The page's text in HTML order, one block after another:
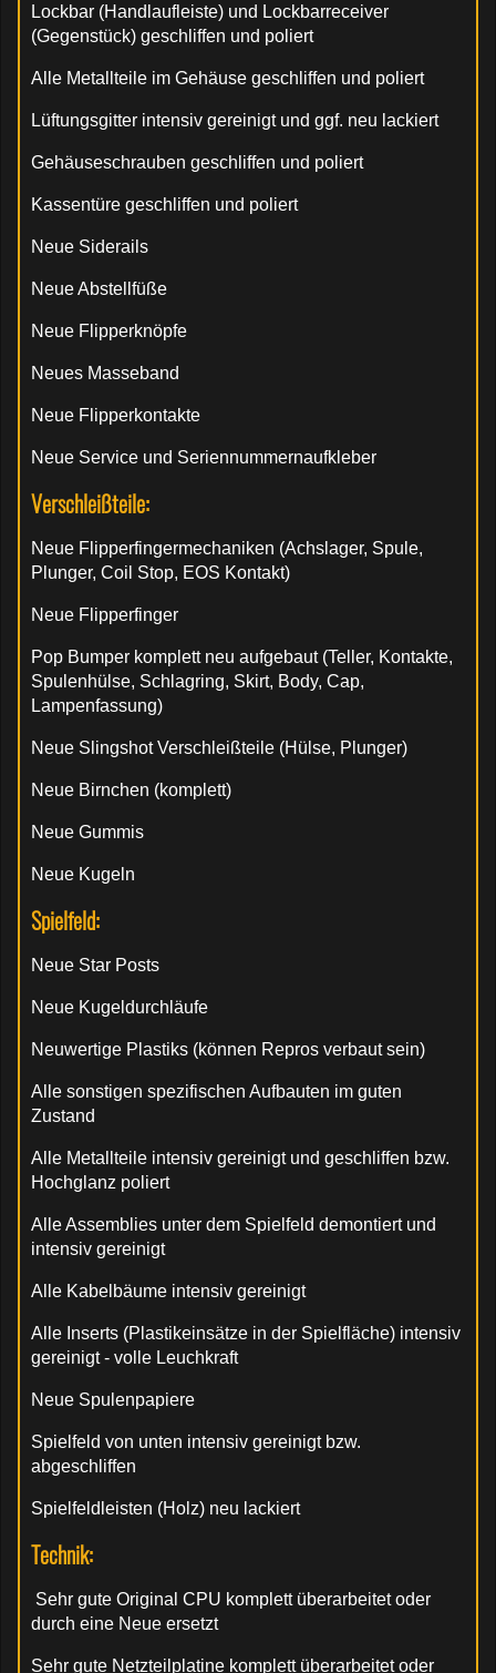
Lockbar (Handlaufleiste) und Lockbarreceiver
(Gegenstück) geschliffen und poliert
Alle Metallteile im Gehäuse geschliffen und poliert
Lüftungsgitter intensiv gereinigt und ggf. neu lackiert
Gehäuseschrauben geschliffen und poliert
Kassentüre geschliffen und poliert
Neue Siderails
Neue Abstellfüße
Neue Flipperknöpfe
Neues Masseband
Neue Flipperkontakte
Neue Service und Seriennummernaufkleber
Verschleißteile:
Neue Flipperfingermechaniken (Achslager, Spule,
Plunger, Coil Stop, EOS Kontakt)
Neue Flipperfinger
Pop Bumper komplett neu aufgebaut (Teller, Kontakte,
Spulenhülse, Schlagring, Skirt, Body, Cap,
Lampenfassung)
Neue Slingshot Verschleißteile (Hülse, Plunger)
Neue Birnchen (komplett)
Neue Gummis
Neue Kugeln
Spielfeld:
Neue Star Posts
Neue Kugeldurchläufe
Neuwertige Plastiks (können Repros verbaut sein)
Alle sonstigen spezifischen Aufbauten im guten
Zustand
Alle Metallteile intensiv gereinigt und geschliffen bzw.
Hochglanz poliert
Alle Assemblies unter dem Spielfeld demontiert und
intensiv gereinigt
Alle Kabelbäume intensiv gereinigt
Alle Inserts (Plastikeinsätze in der Spielfläche) intensiv
gereinigt - volle Leuchkraft
Neue Spulenpapiere
Spielfeld von unten intensiv gereinigt bzw.
abgeschliffen
Spielfeldleisten (Holz) neu lackiert
Technik:
Sehr gute Original CPU komplett überarbeitet oder
durch eine Neue ersetzt
Sehr gute Netzteilplatine komplett überarbeitet oder